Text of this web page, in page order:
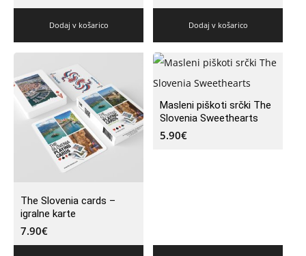
Dodaj v košarico Dodaj v košarico
The Slovenia cards –
igralne karte
7.90€
Masleni piškoti srčki The
Slovenia Sweethearts
5.90€